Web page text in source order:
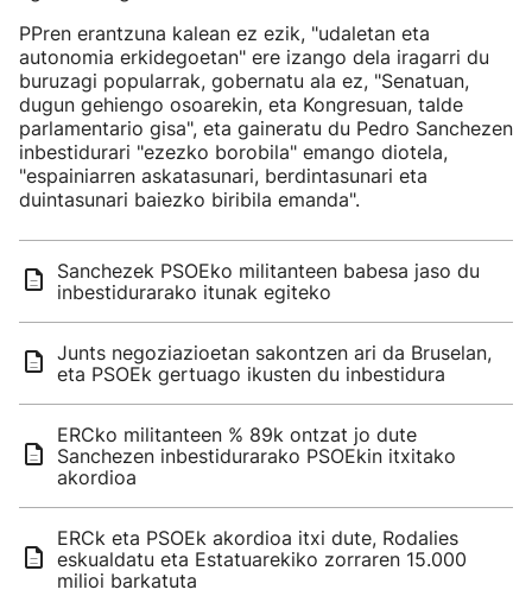
PPren erantzuna kalean ez ezik, "udaletan eta
autonomia erkidegoetan" ere izango dela iragarri du
buruzagi popularrak, gobernatu ala ez, "Senatuan,
dugun gehiengo osoarekin, eta Kongresuan, talde
parlamentario gisa", eta gaineratu du Pedro Sanchezen
inbestidurari "ezezko borobila" emango diotela,
"espainiarren askatasunari, berdintasunari eta
duintasunari baiezko biribila emanda".
Sanchezek PSOEko militanteen babesa jaso du
inbestidurarako itunak egiteko
Junts negoziazioetan sakontzen ari da Bruselan,
eta PSOEk gertuago ikusten du inbestidura
ERCko militanteen % 89k ontzat jo dute
Sanchezen inbestidurarako PSOEkin itxitako
akordioa
ERCk eta PSOEk akordioa itxi dute, Rodalies
eskualdatu eta Estatuarekiko zorraren 15.000
milioi barkatuta